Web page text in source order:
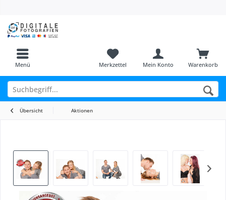
Menü Warenkorb
Merkzettel Mein Konto
Übersicht Aktionen